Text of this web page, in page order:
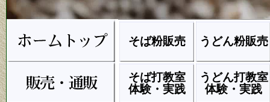
そば粉販売 うどん粉販売
そば打教室
体験・実践
うどん打教室
体験・実践